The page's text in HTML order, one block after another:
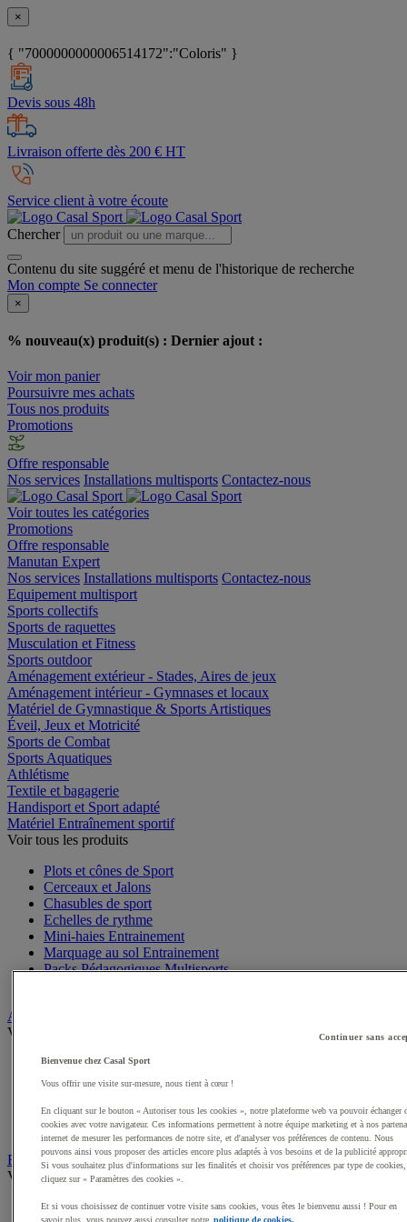
×
{ "7000000000006514172":"Coloris" }
Devis sous 48h
Livraison offerte dès 200 € HT
Service client à votre écoute
Chercher
Contenu du site suggéré et menu de l'historique de recherche
Mon compte Se connecter
×
% nouveau(x) produit(s) : Dernier ajout :
Voir mon panier
Poursuivre mes achats
Tous nos produits
Promotions
Offre responsable
Nos services Installations multisports Contactez-nous
Voir toutes les catégories
Promotions
Offre responsable
Manutan Expert
Nos services Installations multisports Contactez-nous
Equipement multisport
Sports collectifs
Sports de raquettes
Musculation et Fitness
Sports outdoor
Aménagement extérieur - Stades, Aires de jeux
Aménagement intérieur - Gymnases et locaux
Matériel de Gymnastique & Sports Artistiques
Éveil, Jeux et Motricité
Sports de Combat
Sports Aquatiques
Athlétisme
Textile et bagagerie
Handisport et Sport adapté
Matériel Entraînement sportif
Voir tous les produits
Plots et cônes de Sport
Cerceaux et Jalons
Chasubles de sport
Echelles de rythme
Mini-haies Entrainement
Marquage au sol Entrainement
Packs Pédagogiques Multisports
Arbitrage, Coaching
Voir tous les produits
Sifflets
Chronomètres de Sport
Brassards de sport
Cartons, plaquettes et accessoires arbitre
Récompenses sportives
Voir tous les produits
Coupes et trophées sportifs
Continuer sans
Bienvenue chez Casal Sport
Vous offrir une visite sur-mesure, nous tient à cœur !
En cliquant sur le bouton « Autoriser tous les cookies », notre plateforme web va pouvoir échanger
cookies avec votre navigateur. Ces informations permettent à notre équipe marketing et à nos
internet de mesurer les performances de notre site, et d'analyser vos préférences de contenu. Nous
pouvons ainsi vous proposer des articles encore plus adaptés à vos besoins et de la publicité
Si vous souhaitez plus d'informations sur les finalités et choisir vos préférences par type de cookies,
cliquez sur « Paramètres des cookies ».
Et si vous choisissez de continuer votre visite sans cookies, vous êtes le bienvenu aussi ! Pour en